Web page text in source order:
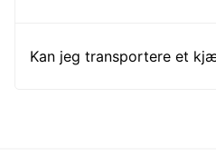
Kan jeg transportere et